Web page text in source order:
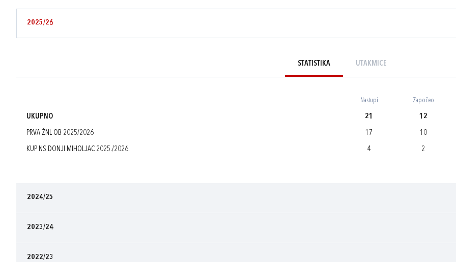
2025/26
STATISTIKA UTAKMICE
Nastupi Započeo
UKUPNO 21 12
PRVA ŽNL OB 2025/2026 17 10
KUP NS DONJI MIHOLJAC 2025./2026. 4 2
2024/25
2023/24
2022/23